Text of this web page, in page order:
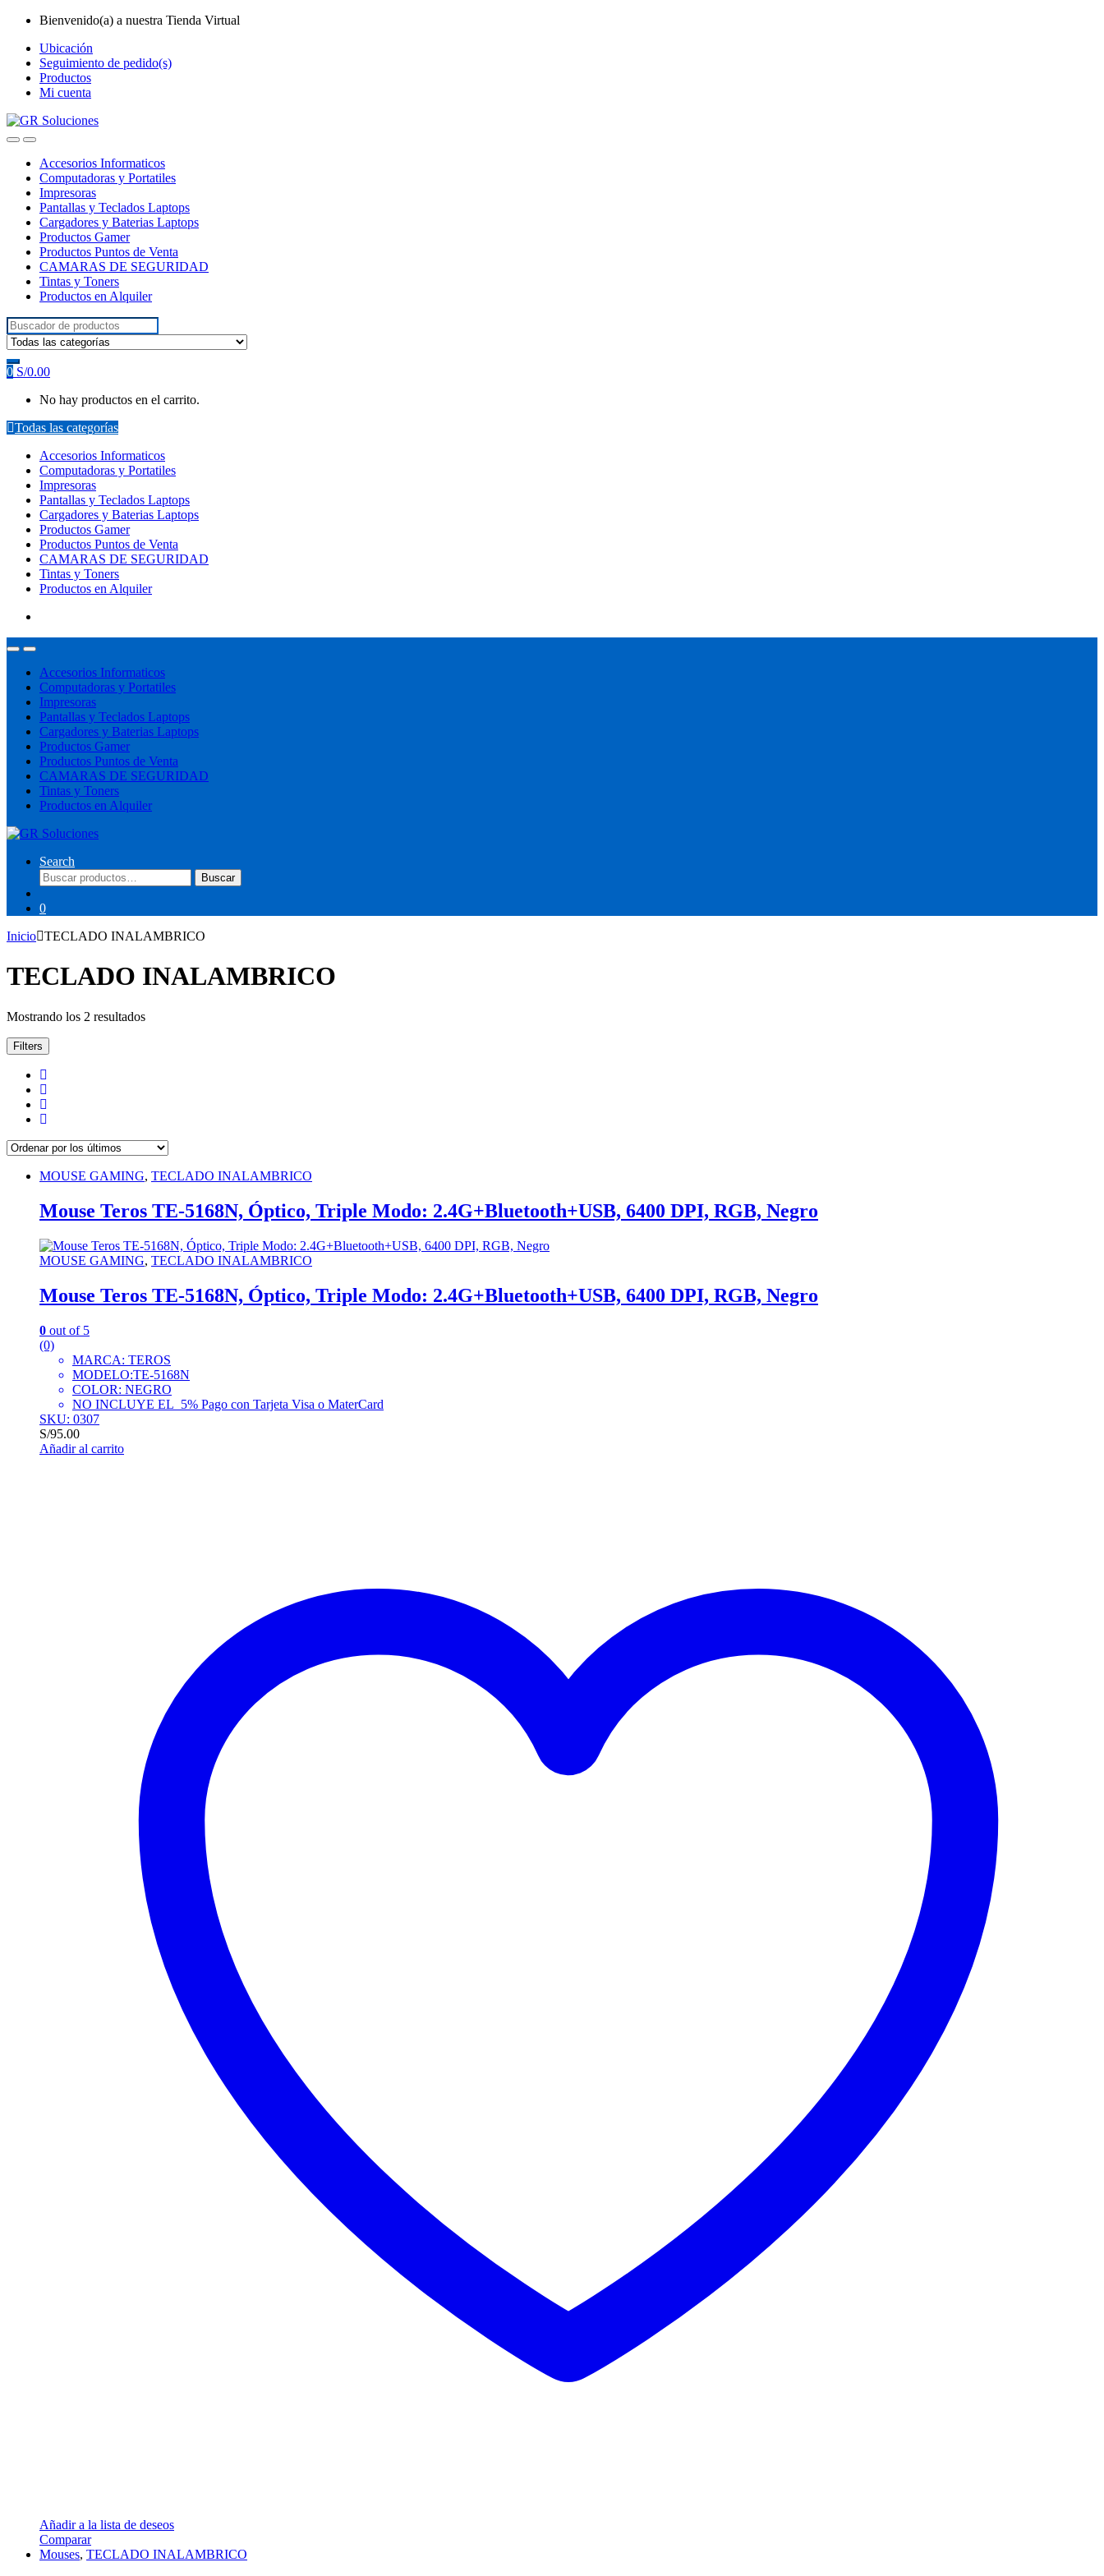
Skip
navigation
Skip
content
Bienvenido(a) a nuestra Tienda Virtual
Ubicación
Seguimiento de pedido(s)
Productos
Mi cuenta
Accesorios Informaticos
Computadoras y Portatiles
Impresoras
Pantallas y Teclados Laptops
Cargadores y Baterias Laptops
Productos Gamer
Productos Puntos de Venta
CAMARAS DE SEGURIDAD
Tintas y Toners
Productos en Alquiler
Search
for:
0 S/0.00
No hay productos en el carrito.
Todas las categorías
Accesorios Informaticos
Computadoras y Portatiles
Impresoras
Pantallas y Teclados Laptops
Cargadores y Baterias Laptops
Productos Gamer
Productos Puntos de Venta
CAMARAS DE SEGURIDAD
Tintas y Toners
Productos en Alquiler
Accesorios Informaticos
Computadoras y Portatiles
Impresoras
Pantallas y Teclados Laptops
Cargadores y Baterias Laptops
Productos Gamer
Productos Puntos de Venta
CAMARAS DE SEGURIDAD
Tintas y Toners
Productos en Alquiler
Search
Buscar
por:
Buscar
0
Inicio TECLADO INALAMBRICO
TECLADO INALAMBRICO
Mostrando los 2 resultadosOrdenado
Filters
MOUSE GAMING, TECLADO INALAMBRICO
Mouse Teros TE-5168N, Óptico, Triple Modo: 2.4G+Bluetooth+USB, 6400 DPI, RGB, Negro
MOUSE GAMING, TECLADO INALAMBRICO
Mouse Teros TE-5168N, Óptico, Triple Modo: 2.4G+Bluetooth+USB, 6400 DPI, RGB, Negro
0 out of 5
(0)
MARCA: TEROS
MODELO:TE-5168N
COLOR: NEGRO
NO INCLUYE EL 5% Pago con Tarjeta Visa o MaterCard
SKU: 0307
S/95.00
Añadir al carrito
Añadir a la lista de deseos
Comparar
Mouses, TECLADO INALAMBRICO